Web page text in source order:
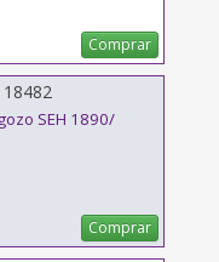
Comprar
SEH 1890/
Comprar